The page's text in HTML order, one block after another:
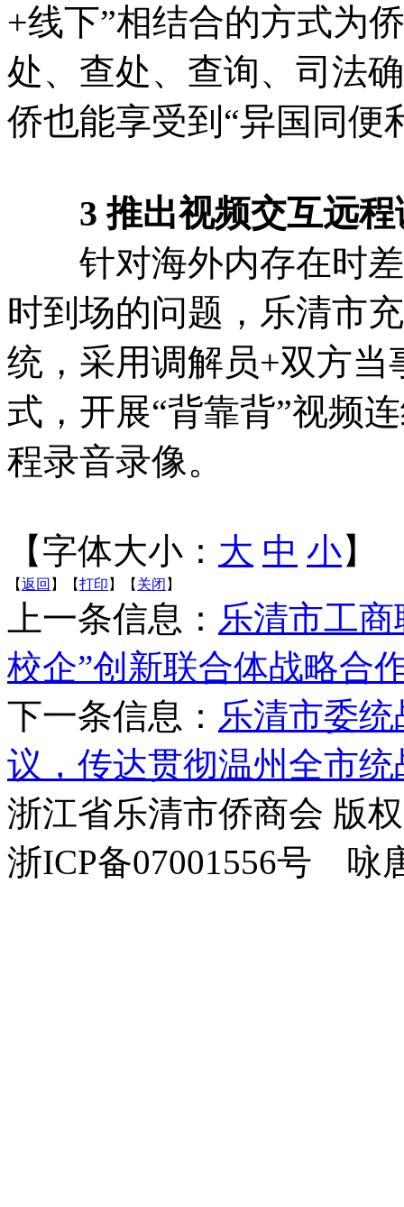
+线下”相结合的方式为
处、查处、查询、司法
侨也能享受到“异国同便
3 推出视频交互远
针对海外内存在时差
时到场的问题，乐清市
统，采用调解员+双方当
式，开展“背靠背”视频
程录音录像。
【字体大小： 大 中 小】
【返回 】【打印 】【 关闭 】
上一条信息： 乐清市工
校企”创新联合体战略合
下一条信息： 乐清市委
议，传达贯彻温州全市
浙江省乐清市侨商会 版
浙ICP备07001556号 咏